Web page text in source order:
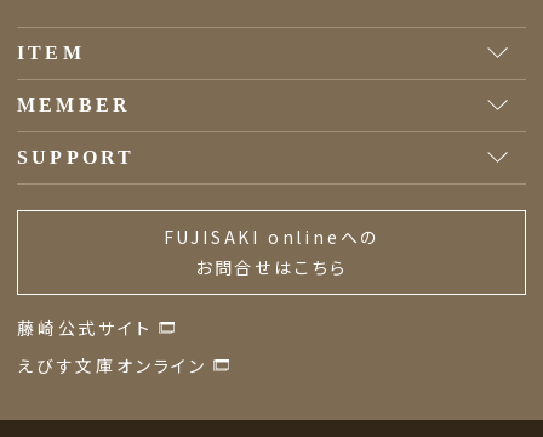
ITEM
MEMBER
SUPPORT
FUJISAKI onlineへの
お問合せはこちら
藤崎公式サイト
えびす文庫オンライン